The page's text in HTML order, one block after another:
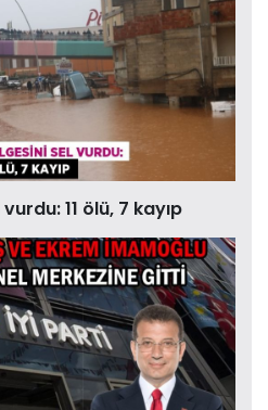
11 ölü, 7 kayıp